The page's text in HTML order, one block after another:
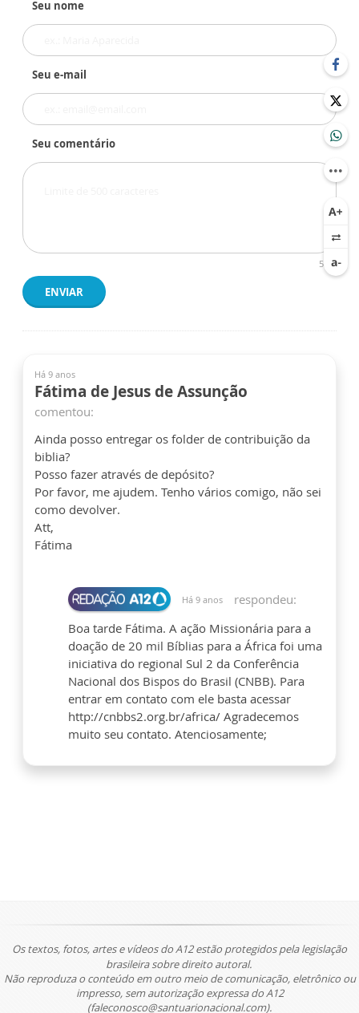
Seu nome
Seu e-mail
Seu comentário
500
ENVIAR
Há 9 anos
Fátima de Jesus de Assunção
comentou:
Ainda posso entregar os folder de contribuição da
biblia?
Posso fazer através de depósito?
Por favor, me ajudem. Tenho vários comigo, não sei
como devolver.
Att,
Fátima
Há 9 anos
respondeu:
Boa tarde Fátima. A ação Missionária para a
doação de 20 mil Bíblias para a África foi uma
iniciativa do regional Sul 2 da Conferência
Nacional dos Bispos do Brasil (CNBB). Para
entrar em contato com ele basta acessar
http://cnbbs2.org.br/africa/ Agradecemos
muito seu contato. Atenciosamente;
Os textos, fotos, artes e vídeos do A12 estão protegidos pela legislação
brasileira sobre direito autoral.
Não reproduza o conteúdo em outro meio de comunicação, eletrônico ou
impresso, sem autorização expressa do A12
(faleconosco@santuarionacional.com).